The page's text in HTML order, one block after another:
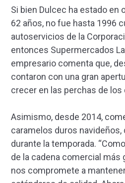
Si bien Dulcec ha estado en
62 años, no fue hasta 1996
autoservicios de la
entonces Supermercados La
empresario comenta que,
contaron con una gran
crecer en las perchas de
Asimismo, desde 2014,
caramelos duros navideños,
durante la temporada.
de la cadena comercial más
nos compromete a